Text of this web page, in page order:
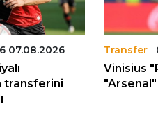
07.08.2026
transferini
Transfer
Vinisius
"Arsenal"